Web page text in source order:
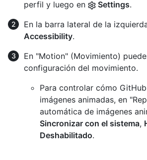
perfil y luego en
Settings.
En la barra lateral de la
Accessibility.
En "Motion" (Movimiento)
configuración del movimiento.
Para controlar cómo
imágenes animadas, en
automática de imágenes
Sincronizar con el sistema,
Deshabilitado.